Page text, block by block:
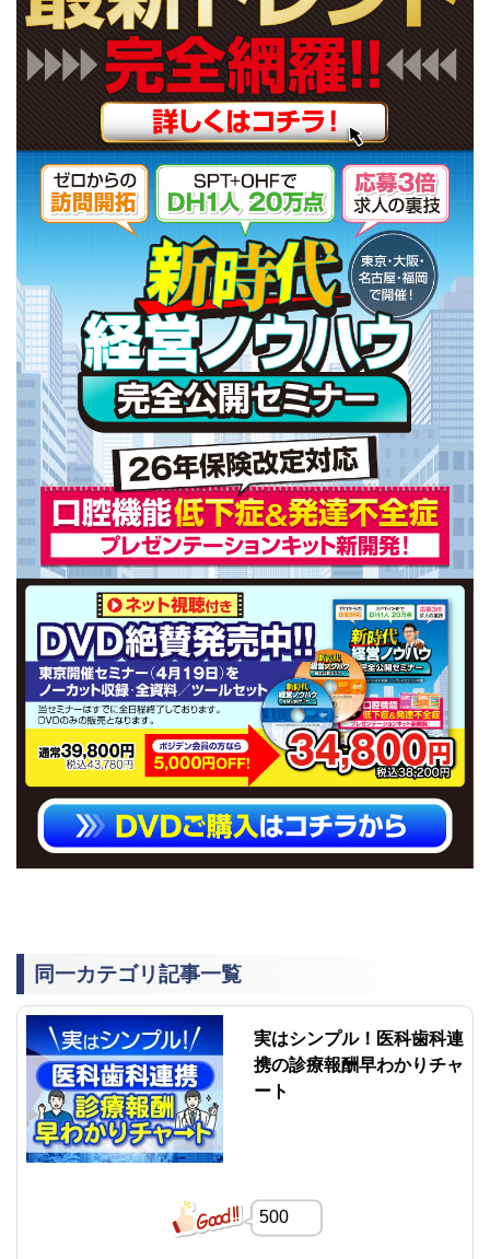
同一カテゴリ記事一覧
実はシンプル！医科歯科連
携の診療報酬早わかりチャ
ート
500